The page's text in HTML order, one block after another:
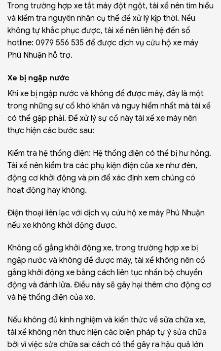
Trong trường hợp xe tắt máy đột ngột, tài xế nên tìm hiểu
và kiểm tra nguyên nhân cụ thể để xử lý kịp thời. Nếu
không tự khắc phục được, tài xế nên liên hệ đến số
hotline: 0979 556 535 để được dịch vụ cứu hộ xe máy
Phú Nhuận hỗ trợ.
Xe bị ngập nước
Khi xe bị ngập nước và không đề được máy, đây là một
trong những sự cố khó khăn và nguy hiểm nhất mà tài xế
có thể gặp phải. Để xử lý sự cố này tài xế xe máy nên
thực hiện các bước sau:
Kiểm tra hệ thống điện: Hệ thống điện có thể bị hư hỏng.
Tài xế nên kiểm tra các phụ kiện điện của xe như đèn,
động cơ khởi động và pin để xác định xem chúng có
hoạt động hay không.
Điện thoại liên lạc với dịch vụ cứu hộ xe máy Phú Nhuận
nếu xe không khởi động được.
Không cố gắng khởi động xe, trong trường hợp xe bị
ngập nước và không đề được máy, tài xế không nên cố
gắng khởi động xe bằng cách liên tục nhấn bộ chuyển
động và đánh lửa. Điều này sẽ gây hại thêm cho động cơ
và hệ thống điện của xe.
Nếu không đủ kinh nghiệm và kiến thức về sửa chữa xe,
tài xế không nên thực hiện các biện pháp tự ý sửa chữa
bởi vì việc sửa chữa sai cách có thể gây ra hậu quả lớn